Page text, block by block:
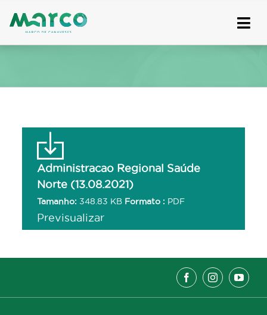
to
Administracao Regional Saúde
Norte (13.08.2021)
Tamanho: 348.83 KB Formato : PDF
Previsualizar